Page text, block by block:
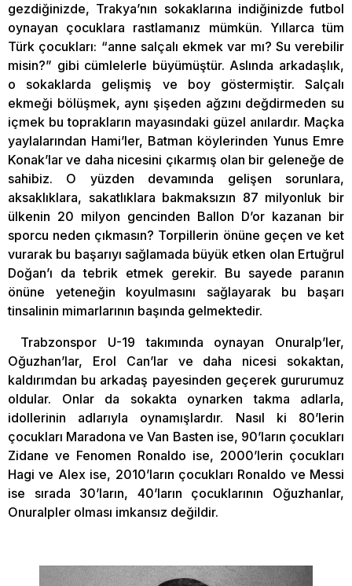
gezdiğinizde, Trakya’nın sokaklarına indiğinizde futbol
oynayan çocuklara rastlamanız mümkün. Yıllarca tüm
Türk çocukları: “anne salçalı ekmek var mı? Su verebilir
misin?” gibi cümlelerle büyümüştür. Aslında arkadaşlık,
o sokaklarda gelişmiş ve boy göstermiştir. Salçalı
ekmeği bölüşmek, aynı şişeden ağzını değdirmeden su
içmek bu toprakların mayasındaki güzel anılardır. Maçka
yaylalarından Hami’ler, Batman köylerinden Yunus Emre
Konak’lar ve daha nicesini çıkarmış olan bir geleneğe de
sahibiz. O yüzden devamında gelişen sorunlara,
aksaklıklara, sakatlıklara bakmaksızın 87 milyonluk bir
ülkenin 20 milyon gencinden Ballon D’or kazanan bir
sporcu neden çıkmasın? Torpillerin önüne geçen ve ket
vurarak bu başarıyı sağlamada büyük etken olan Ertuğrul
Doğan’ı da tebrik etmek gerekir. Bu sayede paranın
önüne yeteneğin koyulmasını sağlayarak bu başarı
tinsalinin mimarlarının başında gelmektedir.
Trabzonspor U-19 takımında oynayan Onuralp’ler,
Oğuzhan’lar, Erol Can’lar ve daha nicesi sokaktan,
kaldırımdan bu arkadaş payesinden geçerek gururumuz
oldular. Onlar da sokakta oynarken takma adlarla,
idollerinin adlarıyla oynamışlardır. Nasıl ki 80’lerin
çocukları Maradona ve Van Basten ise, 90’ların çocukları
Zidane ve Fenomen Ronaldo ise, 2000’lerin çocukları
Hagi ve Alex ise, 2010’ların çocukları Ronaldo ve Messi
ise sırada 30’ların, 40’ların çocuklarının Oğuzhanlar,
Onuralpler olması imkansız değildir.